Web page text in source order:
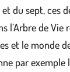
et du sept, ces
l’Arbre de Vie
et le monde
par exemple